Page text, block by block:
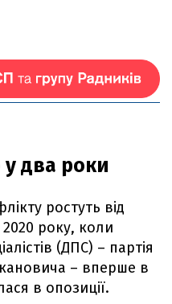
два роки
ростуть від
року, коли
(ДПС) – партія
– вперше в
в опозиції.